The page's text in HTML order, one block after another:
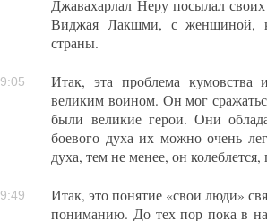
Джавахарлал Неру посылал
Виджая Лакшми, с женщиной,
страны.
Итак, эта проблема
великим воином. Он мог
были великие герои. Они
боевого духа их можно очень
духа, тем не менее, он
Итак, это понятие «свои люди»
пониманию. До тех пор пока в